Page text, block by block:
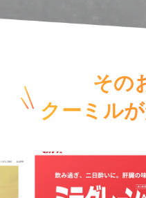
その
クーミル